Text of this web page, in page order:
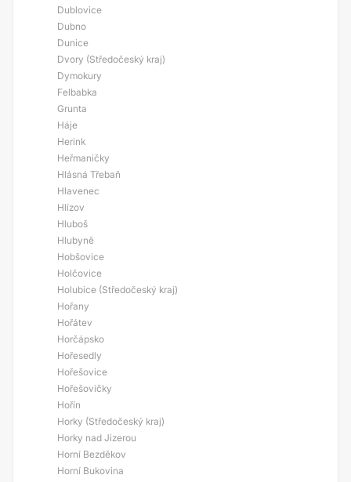
Dublovice
Dubno
Dunice
Dvory (Středočeský kraj)
Dymokury
Felbabka
Grunta
Háje
Herink
Heřmaničky
Hlásná Třebaň
Hlavenec
Hlízov
Hluboš
Hlubyně
Hobšovice
Holčovice
Holubice (Středočeský kraj)
Hořany
Hořátev
Horčápsko
Hořesedly
Hořešovice
Hořešovičky
Hořín
Horky (Středočeský kraj)
Horky nad Jizerou
Horní Bezděkov
Horní Bukovina